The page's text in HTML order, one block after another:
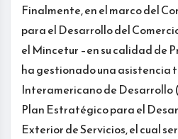
Finalmente, en el marco del
para el Desarrollo del
el Mincetur –en su calidad de
ha gestionado una asistencia
Interamericano de Desarrollo
Plan Estratégico para el
Exterior de Servicios, el cual